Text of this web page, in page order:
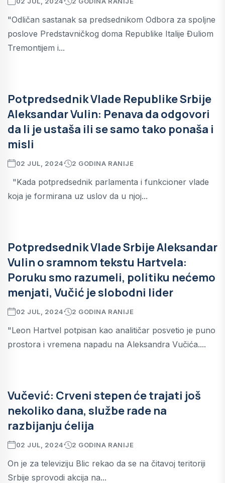
"Odličan sastanak sa predsednikom Odbora za spoljne
poslove Predstavničkog doma Republike Italije Đuliom
Tremontijem i...
Potpredsednik Vlade Republike Srbije
Aleksandar Vulin: Penava da odgovori
da li je ustaša ili se samo tako ponaša i
misli
02 JUL, 2024 2 GODINA RANIJE
"Kada potpredsednik parlamenta i funkcioner vlade
koja je formirana uz uslov da u njoj...
Potpredsednik Vlade Srbije Aleksandar
Vulin o sramnom tekstu Hartvela:
Poruku smo razumeli, politiku nećemo
menjati, Vučić je slobodni lider
02 JUL, 2024 2 GODINA RANIJE
"Leon Hartvel potpisan kao analitičar posvetio je puno
prostora i vremena napadu na Aleksandra Vučića....
Vučević: Crveni stepen će trajati još
nekoliko dana, službe rade na
razbijanju ćelija
02 JUL, 2024 2 GODINA RANIJE
On je za televiziju Blic rekao da se na čitavoj teritoriji
Srbije sprovodi akcija na...